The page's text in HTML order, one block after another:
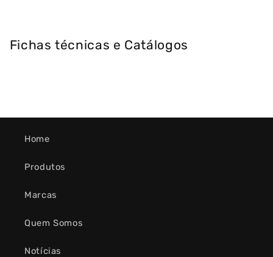
Fichas técnicas e Catálogos
Home
Produtos
Marcas
Quem Somos
Notícias